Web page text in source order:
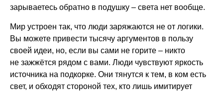
зарываетесь обратно в подушку – света нет вообще.
Мир устроен так, что люди заряжаются не от логики.
Вы можете привести тысячу аргументов в пользу
своей идеи, но, если вы сами не горите – никто
не зажжётся рядом с вами. Люди чувствуют яркость
источника на подкорке. Они тянутся к тем, в ком есть
свет, и обходят стороной тех, кто лишь имитирует